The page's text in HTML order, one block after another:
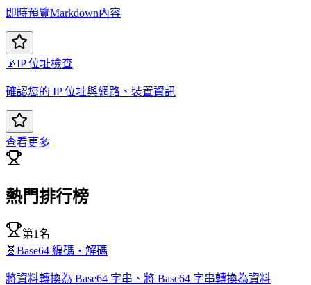
即時預覽Markdown內容
📡IP 位址檢查
確認您的 IP 位址與網路、裝置資訊
查看更多
熱門排行榜
第1名
🧬 Base64 編碼・解碼
將資料轉換為 Base64 字串、將 Base64 字串轉換為資料